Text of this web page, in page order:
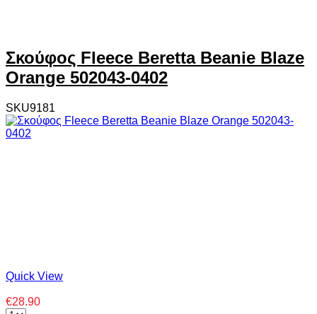
Σκούφος Fleece Beretta Beanie Blaze
Orange 502043-0402
SKU9181
Quick View
€28.90